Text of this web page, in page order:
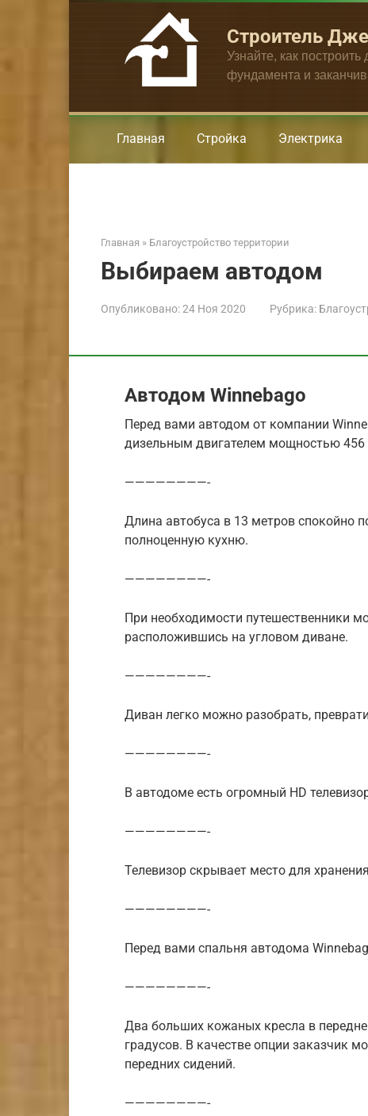
Строитель
Узнайте, как
фундамента и
Главная Стройка Электрика
Главная » Благоустройство территории
Выбираем автодом
Опубликовано:24 Ноя 2020 Рубрика:
Автодом Winnebago
Перед вами автодом от компании
дизельным двигателем мощностью 456
————————-
Длина автобуса в 13 метров спокойно
полноценную кухню.
————————-
При необходимости путешественники
расположившись на угловом диване.
————————-
Диван легко можно разобрать,
————————-
В автодоме есть огромный HD
————————-
Телевизор скрывает место для
————————-
Перед вами спальня автодома
————————-
Два больших кожаных кресла в
градусов. В качестве опции заказчик
передних сидений.
————————-